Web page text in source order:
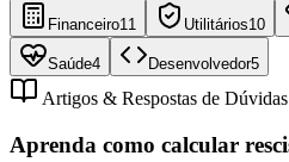
Financeiro11 Utilitários10
Saúde4 Desenvolvedor5
Artigos & Respostas de Dúvidas
Aprenda como calcular